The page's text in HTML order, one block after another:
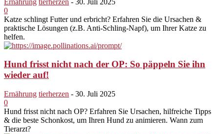
0
Katze schlingt Futter und erbricht? Erfahren Sie die Ursachen &
praktische Lösungen (z.B. Anti-Schling-Napf), um Ihrer Katze zu
helfen.
Hund frisst nicht nach der OP: So päppeln Sie ihn
wieder auf!
Ernährung tierherzen - 30. Juli 2025
0
Hund frisst nicht nach OP? Erfahren Sie Ursachen, hilfreiche Tipps
& die beste Schonkost, um Ihren Hund zu animieren. Wann zum
Tierarzt?